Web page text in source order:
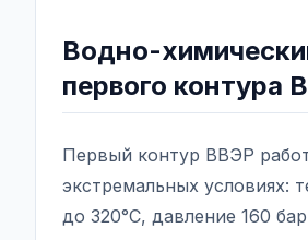
Водно-
первого контура
Первый контур ВВЭР
экстремальных условиях:
до 320°C, давление 160